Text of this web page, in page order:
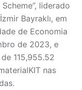
liderado
Bayraklı, em
de Economia
de 2023, e
115,955.52
nas